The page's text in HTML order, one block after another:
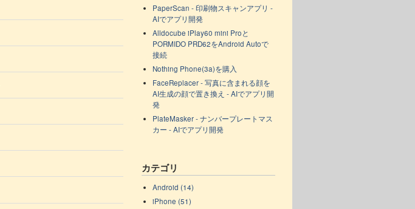
PaperScan - 印刷物スキャンアプリ -
AIでアプリ開発
Alldocube iPlay60 mini Proと
PORMIDO PRD62をAndroid Autoで
接続
Nothing Phone(3a)を購入
FaceReplacer - 写真に含まれる顔を
AI生成の顔で置き換え - AIでアプリ開
発
PlateMasker - ナンバープレートマス
カー - AIでアプリ開発
カテゴリ
Android (14)
iPhone (51)